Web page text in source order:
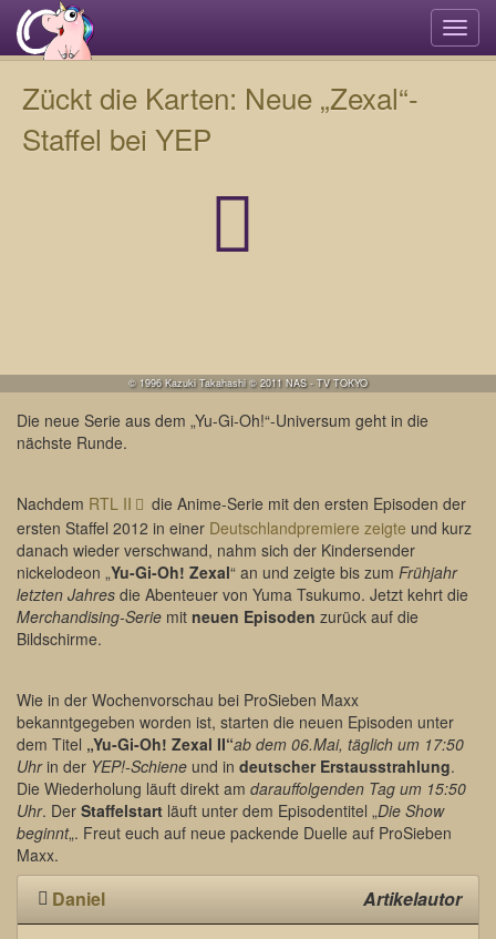
Zückt die Karten: Neue „Zexal“-
Staffel bei YEP
© 1996 Kazuki Takahashi © 2011 NAS - TV TOKYO
Die neue Serie aus dem „Yu-Gi-Oh!“-Universum geht in die
nächste Runde.
Nachdem RTL II
die Anime-Serie mit den ersten Episoden der
ersten Staffel 2012 in einer Deutschlandpremiere zeigte und kurz
danach wieder verschwand, nahm sich der Kindersender
nickelodeon „Yu-Gi-Oh! Zexal“ an und zeigte bis zum Frühjahr
letzten Jahres die Abenteuer von Yuma Tsukumo. Jetzt kehrt die
Merchandising-Serie mit neuen Episoden zurück auf die
Bildschirme.
Wie in der Wochenvorschau bei ProSieben Maxx
bekanntgegeben worden ist, starten die neuen Episoden unter
dem Titel „Yu-Gi-Oh! Zexal II“ab dem 06.Mai, täglich um 17:50
Uhrin der YEP!-Schiene und in deutscher Erstausstrahlung.
Die Wiederholung läuft direkt am darauffolgenden Tag um 15:50
Uhr. Der Staffelstart läuft unter dem Episodentitel „Die Show
beginnt„. Freut euch auf neue packende Duelle auf ProSieben
Maxx.
Daniel Artikelautor